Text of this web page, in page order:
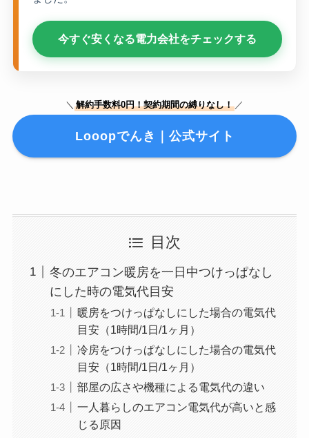
今すぐ安くなる電力会社をチェックする
＼ 解約手数料0円！契約期間の縛りなし！ ／
Looopでんき｜公式サイト
目次
冬のエアコン暖房を一日中つけっぱなし
にした時の電気代目安
暖房をつけっぱなしにした場合の電気代
目安（1時間/1日/1ヶ月）
冷房をつけっぱなしにした場合の電気代
目安（1時間/1日/1ヶ月）
部屋の広さや機種による電気代の違い
一人暮らしのエアコン電気代が高いと感
じる原因